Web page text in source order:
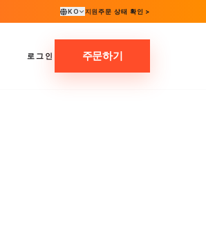
KO 지원주문 상태 확인 >
로그인 주문하기